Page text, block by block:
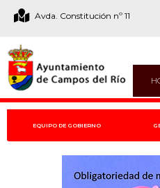
Avda. Constitución nº 11
EQUIPO DE GOBIERNO